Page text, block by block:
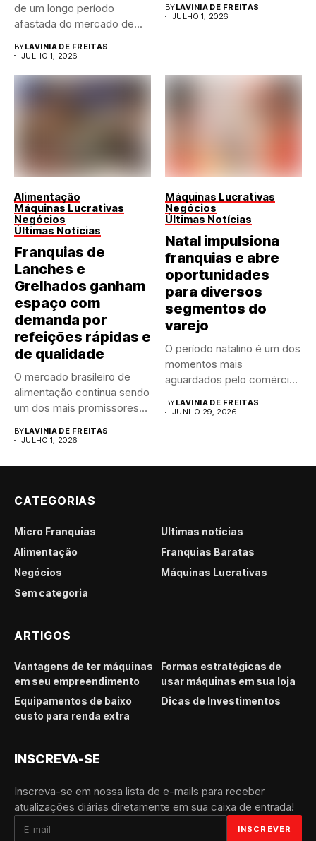
de um longo período
afastada do mercado de...
BYLAVINIA DE FREITAS
JULHO 1, 2026
BYLAVINIA DE FREITAS
JULHO 1, 2026
Alimentação
Máquinas Lucrativas
Negócios
Últimas Notícias
Franquias de
Lanches e
Grelhados ganham
espaço com
demanda por
refeições rápidas e
de qualidade
O mercado brasileiro de
alimentação continua sendo
um dos mais promissores
BYLAVINIA DE FREITAS
JULHO 1, 2026
Máquinas Lucrativas
Negócios
Últimas Notícias
Natal impulsiona
franquias e abre
oportunidades
para diversos
segmentos do
varejo
O período natalino é um dos
momentos mais
aguardados pelo comércio
BYLAVINIA DE FREITAS
JUNHO 29, 2026
CATEGORIAS
Micro Franquias
Últimas notícias
Alimentação
Franquias Baratas
Negócios
Máquinas Lucrativas
Sem categoria
ARTIGOS
Vantagens de ter máquinas
em seu empreendimento
Formas estratégicas de
usar máquinas em sua loja
Equipamentos de baixo
custo para renda extra
Dicas de Investimentos
INSCREVA-SE
Inscreva-se em nossa lista de e-mails para receber
atualizações diárias diretamente em sua caixa de entrada!